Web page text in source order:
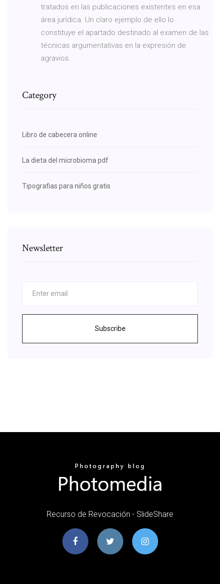
tratados en las publicaciones existentes en esa
área jurídica. Un claro ejemplo de ello lo
constituye el apartado destinado al examen de las
técnicas argumentativas en la expresión de
agravios.
Category
Libro de cabecera online
La dieta del microbioma pdf
Tipografias para niños gratis
Newsletter
Subscribe
Recurso de Revocación - SlideShare